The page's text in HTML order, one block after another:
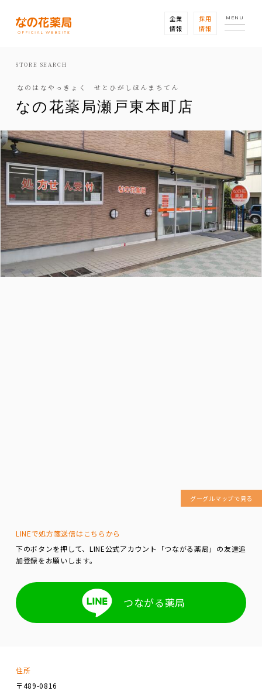
企業
情報
採用
情報
MENU
STORE SEARCH
なのはなやっきょく せとひがしほんまちてん
なの花薬局瀬戸東本町店
グーグルマップで見る
LINEで処方箋送信はこちらから
下のボタンを押して、LINE公式アカウント「つながる薬局」の友達追
加登録をお願いします。
つながる薬局
住所
〒489-0816